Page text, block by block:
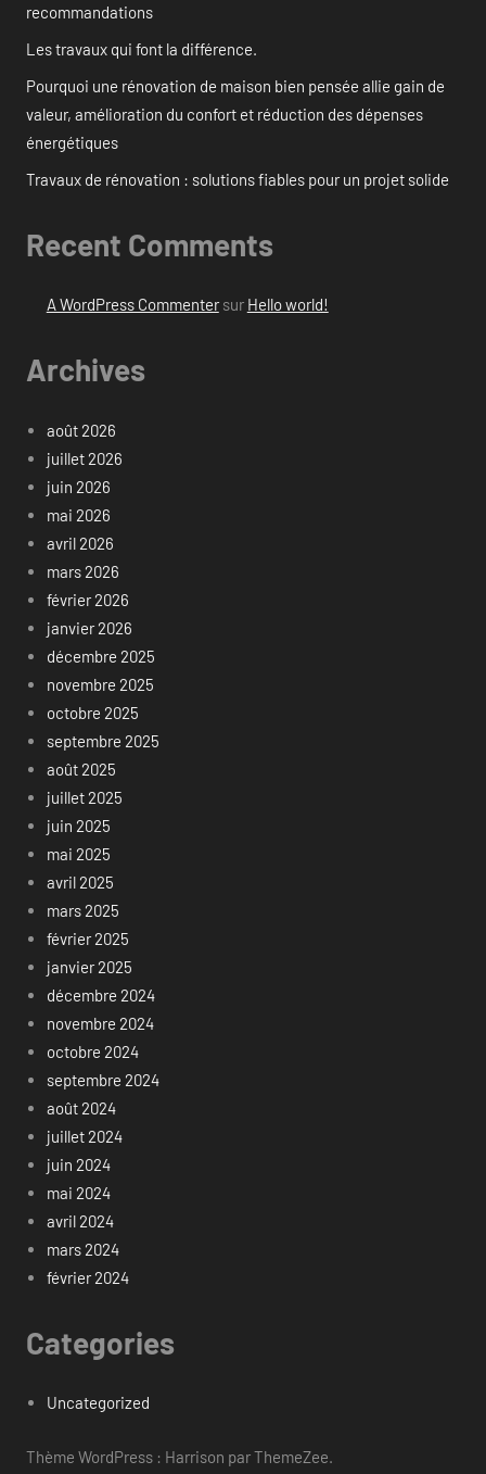
recommandations
Les travaux qui font la différence.
Pourquoi une rénovation de maison bien pensée allie gain de
valeur, amélioration du confort et réduction des dépenses
énergétiques
Travaux de rénovation : solutions fiables pour un projet solide
Recent Comments
A WordPress Commentersur Hello world!
Archives
août 2026
juillet 2026
juin 2026
mai 2026
avril 2026
mars 2026
février 2026
janvier 2026
décembre 2025
novembre 2025
octobre 2025
septembre 2025
août 2025
juillet 2025
juin 2025
mai 2025
avril 2025
mars 2025
février 2025
janvier 2025
décembre 2024
novembre 2024
octobre 2024
septembre 2024
août 2024
juillet 2024
juin 2024
mai 2024
avril 2024
mars 2024
février 2024
Categories
Uncategorized
Thème WordPress : Harrison par ThemeZee.